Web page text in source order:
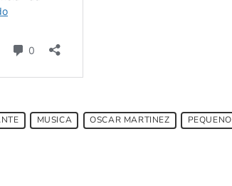
MUSICA OSCAR MARTINEZ